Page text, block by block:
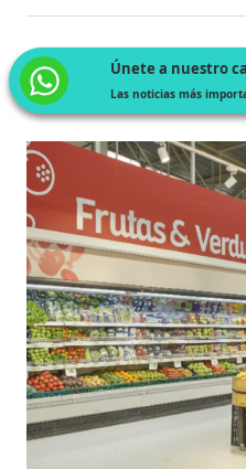
Únete a nuestro
Las noticias más